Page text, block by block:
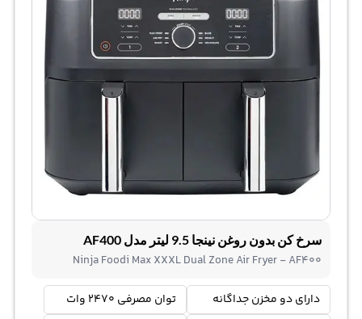
سرخ کن بدون روغن نینجا 9.5 لیتر مدل AF400
Ninja Foodi Max XXXL Dual Zone Air Fryer - AF400
دارای دو مخزن جداگانه
توان مصرفی 2470 وات